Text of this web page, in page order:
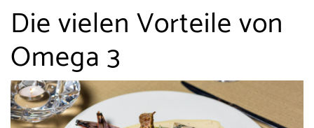
Die vielen Vorteile von
Omega 3